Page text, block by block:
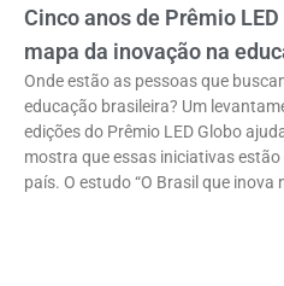
Cinco anos de Prêmio
mapa da inovação na
Onde estão as pessoas que
educação brasileira? Um
edições do Prêmio LED Globo
mostra que essas iniciativas
país. O estudo “O Brasil que